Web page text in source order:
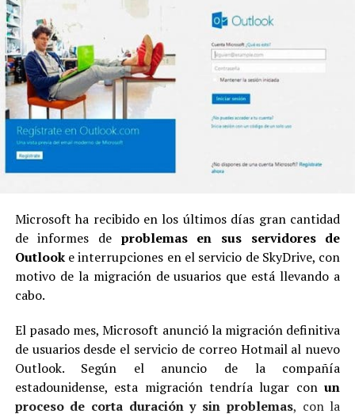
Microsoft ha recibido en los últimos días gran cantidad
de informes de problemas en sus servidores de
Outlooke interrupciones en el servicio de SkyDrive, con
motivo de la migración de usuarios que está llevando a
cabo.
El pasado mes, Microsoft anunció la migración definitiva
de usuarios desde el servicio de correo Hotmail al nuevo
Outlook. Según el anuncio de la compañía
estadounidense, esta migración tendría lugar conun
proceso de corta duración y sin problemas, con la